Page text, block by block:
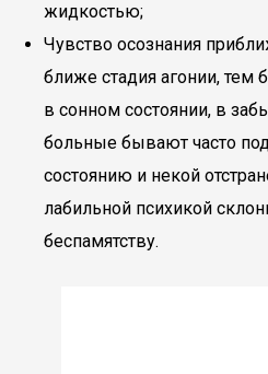
жидкостью;
Чувство осознания
ближе стадия агонии, тем
в сонном состоянии, в
больные бывают часто
состоянию и некой
лабильной психикой
беспамятству.